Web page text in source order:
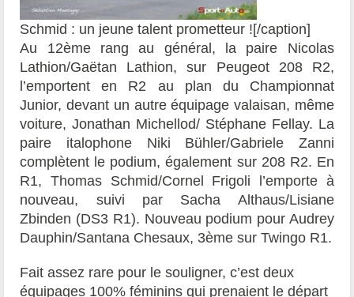
Schmid : un jeune talent prometteur ![/caption]
Au 12ème rang au général, la paire Nicolas
Lathion/Gaëtan Lathion, sur Peugeot 208 R2,
l’emportent en R2 au plan du Championnat
Junior, devant un autre équipage valaisan, même
voiture, Jonathan Michellod/ Stéphane Fellay. La
paire italophone Niki Bühler/Gabriele Zanni
complètent le podium, également sur 208 R2. En
R1, Thomas Schmid/Cornel Frigoli l’emporte à
nouveau, suivi par Sacha Althaus/Lisiane
Zbinden (DS3 R1). Nouveau podium pour Audrey
Dauphin/Santana Chesaux, 3ème sur Twingo R1.
Fait assez rare pour le souligner, c’est deux
équipages 100% féminins qui prenaient le départ